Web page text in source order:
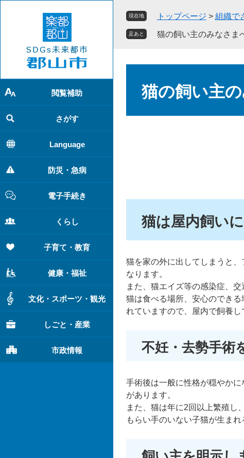
で
す
。
ば
し
て
本
文
へ
閲覧補助
さがす
Language
防災・急病
電子手続き
くらし
子育て・教育
健康・福祉
文化・スポーツ・観光
しごと・産業
市政情報
現在地 トップページ > 組織で
足あと 猫の飼い主のみなさま
猫の飼い主
猫は屋内飼い
猫を家の外に出してしまうと
なります。
また、猫エイズ等の感染症、
猫は食べる場所、安心のでき
れていますので、屋内で飼養し
不妊・去勢手術
手術後は一般に性格が穏やか
があります。
また、猫は年に2回以上繁殖し
もらい手のいない子猫が生ま